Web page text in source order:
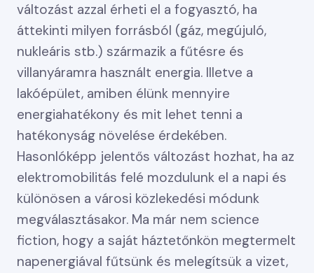
változást azzal érheti el a fogyasztó, ha
áttekinti milyen forrásból (gáz, megújuló,
nukleáris stb.) származik a fűtésre és
villanyáramra használt energia. Illetve a
lakóépület, amiben élünk mennyire
energiahatékony és mit lehet tenni a
hatékonyság növelése érdekében.
Hasonlóképp jelentős változást hozhat, ha az
elektromobilitás felé mozdulunk el a napi és
különösen a városi közlekedési módunk
megválasztásakor. Ma már nem science
fiction, hogy a saját háztetőnkön megtermelt
napenergiával fűtsünk és melegítsük a vizet,